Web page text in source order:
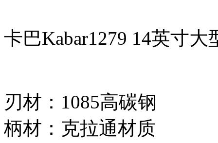
卡巴Kabar1279 14英寸大
刃材：1085高碳钢
柄材：克拉通材质